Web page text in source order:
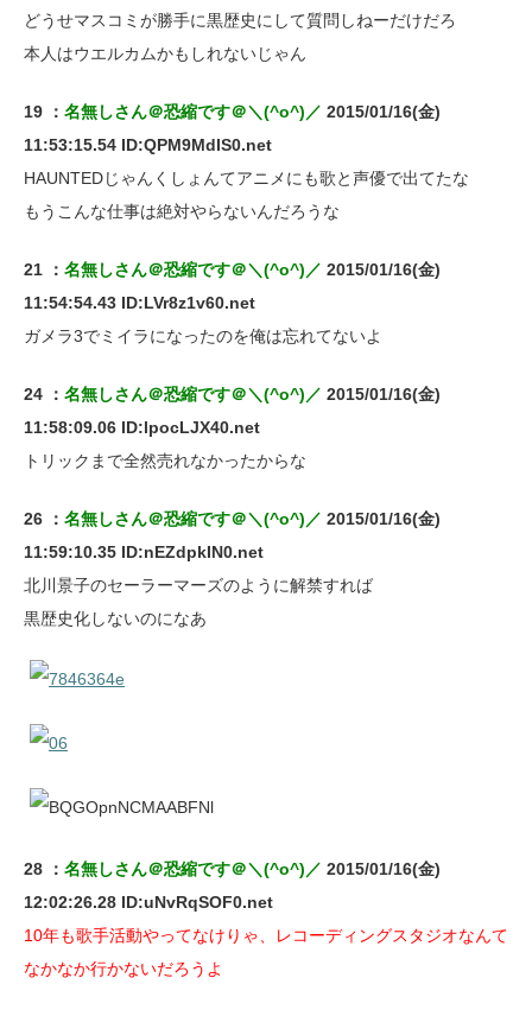
どうせマスコミが勝手に黒歴史にして質問しねーだけだろ
本人はウエルカムかもしれないじゃん
19 ： 名無しさん＠恐縮です＠＼(^o^)／ 2015/01/16(金)
11:53:15.54 ID:QPM9MdIS0.net
HAUNTEDじゃんくしょんてアニメにも歌と声優で出てたな
もうこんな仕事は絶対やらないんだろうな
21 ： 名無しさん＠恐縮です＠＼(^o^)／ 2015/01/16(金)
11:54:54.43 ID:LVr8z1v60.net
ガメラ3でミイラになったのを俺は忘れてないよ
24 ： 名無しさん＠恐縮です＠＼(^o^)／ 2015/01/16(金)
11:58:09.06 ID:lpocLJX40.net
トリックまで全然売れなかったからな
26 ： 名無しさん＠恐縮です＠＼(^o^)／ 2015/01/16(金)
11:59:10.35 ID:nEZdpkIN0.net
北川景子のセーラーマーズのように解禁すれば
黒歴史化しないのになあ
28 ： 名無しさん＠恐縮です＠＼(^o^)／ 2015/01/16(金)
12:02:26.28 ID:uNvRqSOF0.net
10年も歌手活動やってなけりゃ、レコーディングスタジオなんて
なかなか行かないだろうよ